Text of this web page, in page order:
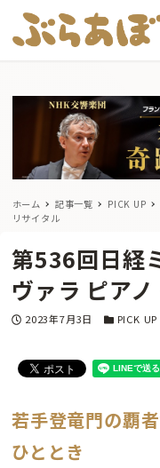
ホーム 記事一覧 PICK UP
リサイタル
第536回日経
ヴァラ ピア
投稿日
2023年7月3日 カテゴリー
PICK UP
若手登竜門の覇
ひととき